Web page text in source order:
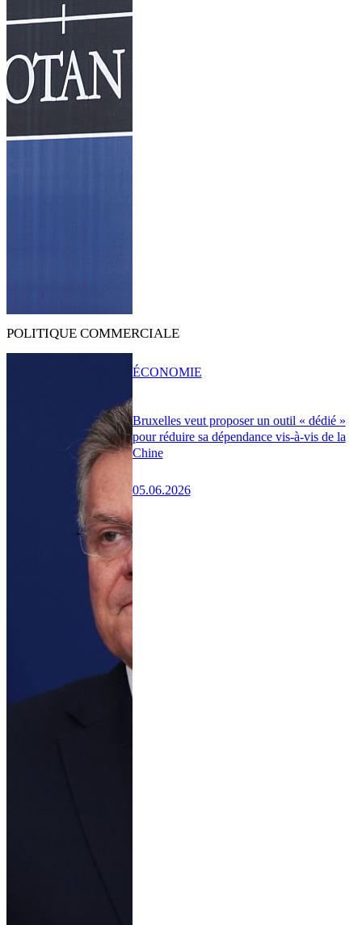
POLITIQUE COMMERCIALE
Bruxelles veut proposer un outil « dédié »
pour réduire sa dépendance vis-à-vis de la
Chine
05.06.2026
ÉCONOMIE